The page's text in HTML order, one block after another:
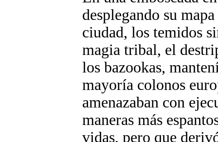
desplegando su
ciudad, los temidos
magia tribal, el
los bazookas,
mayoría colonos
amenazaban con
maneras más
vidas, pero que